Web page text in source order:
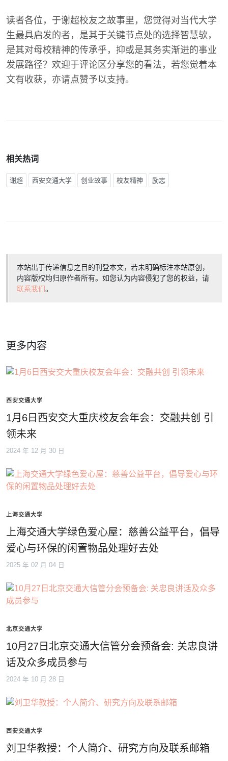
读者各位，于谢超校友之故事里，您觉得对当代大学
生最具启发的者，是其于关键节点处的选择智慧欤，
是其对母校精神的传承乎，抑或是其务实渐进的事业
发展路径？欢迎于评论区分享您的看法，若您觉着本
文有收获，亦请点赞予以支持。
相关热词
谢超 西安交通大学 创业故事 校友精神 励志
本站出于传递信息之目的刊登本文，若未明确标注本站原创，
内容版权均归原作者所有。如您认为内容侵犯了您的权益，请
联系我们。
更多内容
西安交通大学
1月6日西安交大重庆校友会年会：交融共创 引
领未来
2024 年 12 月 30 日
上海交通大学
上海交通大学绿色爱心屋：慈善公益平台，倡导
爱心与环保的闲置物品处理好去处
2025 年 02 月 04 日
北京交通大学
10月27日北京交通大信管分会预备会: 关忠良讲
话及众多成员参与
2024 年 10 月 28 日
西安交通大学
刘卫华教授：个人简介、研究方向及联系邮箱